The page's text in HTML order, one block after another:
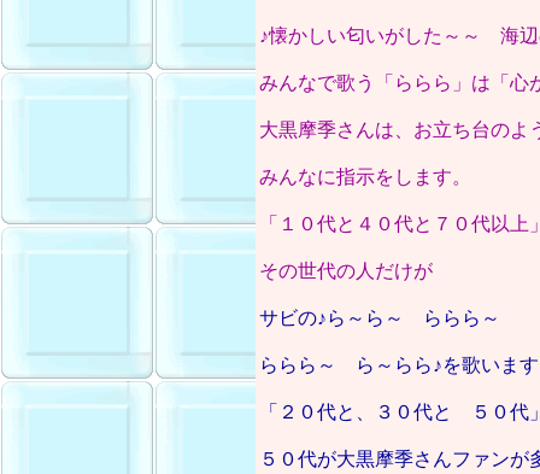
♪懐かしい匂いがした～～ 海
みんなで歌う「ららら」は「心
大黒摩季さんは、お立ち台のよ
みんなに指示をします。
「１０代と４０代と７０代以上
その世代の人だけが
サビの♪ら～ら～ ららら～
ららら～ ら～らら♪を歌いま
「２０代と、３０代と ５０代
５０代が大黒摩季さんファンが